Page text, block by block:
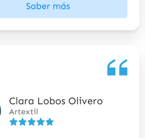
Saber más
Clara Lobos Olivero
Artextil
5
de
5